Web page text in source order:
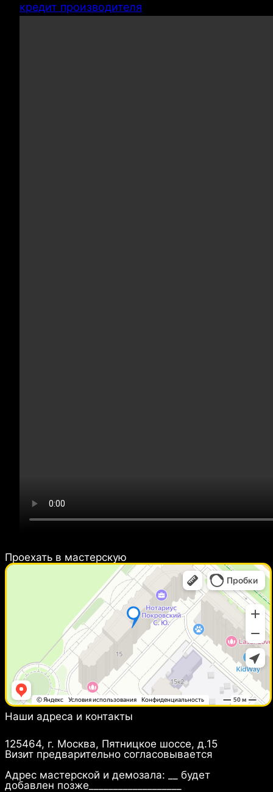
кредит производителя
Проехать в мастерcкую
Наши адреса и контакты
125464, г. Москва, Пятницкое шоссе, д.15
Визит предварительно согласовывается
Адрес мастерской и демозала: __ будет
добавлен позже___________________